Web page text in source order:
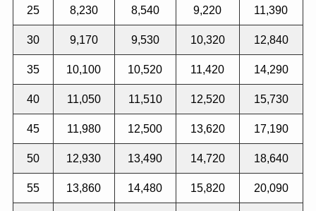
25 8,230 8,540 9,220 11,390
30 9,170 9,530 10,320 12,840
35 10,100 10,520 11,420 14,290
40 11,050 11,510 12,520 15,730
45 11,980 12,500 13,620 17,190
50 12,930 13,490 14,720 18,640
55 13,860 14,480 15,820 20,090